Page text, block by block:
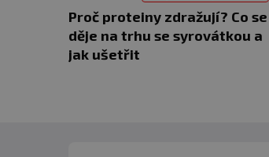
Proč proteiny zdražují? Co se
děje na trhu se syrovátkou a
jak ušetřit